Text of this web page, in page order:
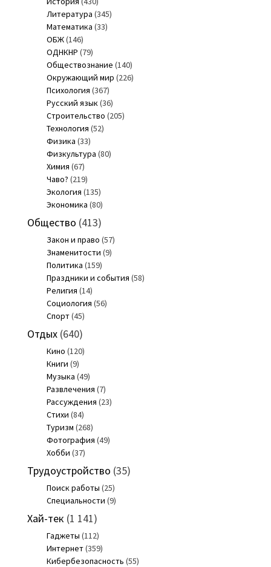
Литература (345)
Математика (33)
ОБЖ(146)
ОДНКНР (79)
Обществознание (140)
Окружающий мир (226)
Психология (367)
Русский язык (36)
Строительство (205)
Технология (52)
Физика (33)
Физкультура (80)
Химия (67)
Чаво? (219)
Экология (135)
Экономика (80)
Общество (413)
Закон и право (57)
Знаменитости (9)
Политика (159)
Праздники и события (58)
Религия (14)
Социология (56)
Спорт(45)
Отдых(640)
Кино (120)
Книги (9)
Музыка (49)
Развлечения (7)
Рассуждения (23)
Стихи (84)
Туризм (268)
Фотография (49)
Хобби (37)
Трудоустройство (35)
Поиск работы (25)
Специальности (9)
Хай-тек (1 141)
Гаджеты (112)
Интернет(359)
Кибербезопасность (55)